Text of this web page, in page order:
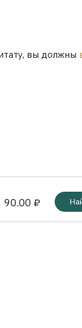
вы должны
90.00 ₽